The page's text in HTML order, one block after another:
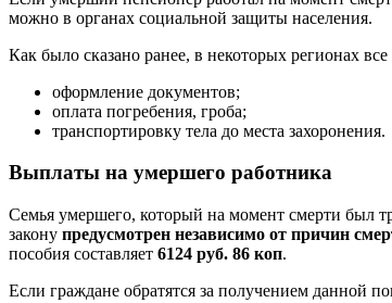
можно в органах социальной защиты населения.
Как было сказано ранее, в некоторых регионах
оформление документов;
оплата погребения, гроба;
транспортировку тела до места захоронения.
Выплаты на умершего работника
Семья умершего, который на момент смерти был
закону предусмотрен независимо от причин
пособия составляет 6124 руб. 86 коп.
Если граждане обратятся за получением данной